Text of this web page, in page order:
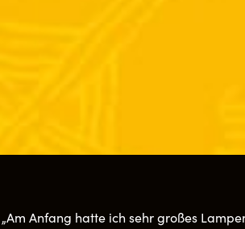
„Am Anfang hatte ich sehr großes